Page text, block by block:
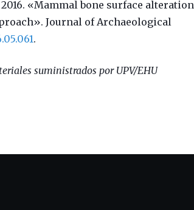
«Mammal bone surface alteration
Journal of Archaeological
.
suministrados por UPV/EHU